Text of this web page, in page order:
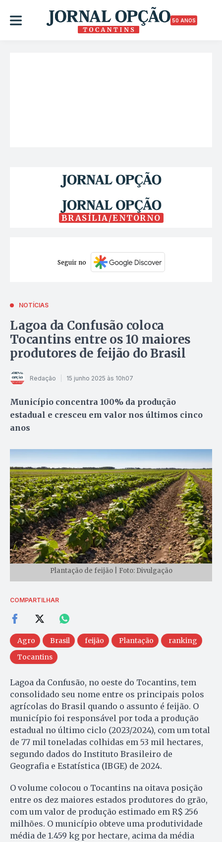
50 ANOS
BRASÍLIA/ENTORNO
Seguir no
NOTÍCIAS
Lagoa da Confusão coloca
Tocantins entre os 10 maiores
produtores de feijão do Brasil
Redação 15 junho 2025 às 10h07
Município concentra 100% da produção
estadual e cresceu em valor nos últimos cinco
anos
Plantação de feijão | Foto: Divulgação
COMPARTILHAR
Agro Brasil feijão Plantação
ranking
Tocantins
Lagoa da Confusão, no oeste do Tocantins, tem
consolidado seu nome entre os principais polos
agrícolas do Brasil quando o assunto é feijão. O
município foi responsável por toda a produção
estadual no último ciclo (2023/2024), com um total
de 77 mil toneladas colhidas em 53 mil hectares,
segundo dados do Instituto Brasileiro de
Geografia e Estatística (IBGE) de 2024.
O volume colocou o Tocantins na oitava posição
entre os dez maiores estados produtores do grão,
com um valor de produção estimado em R$ 256
milhões. O município obteve uma produtividade
média de 1.459 kg por hectare, acima da média